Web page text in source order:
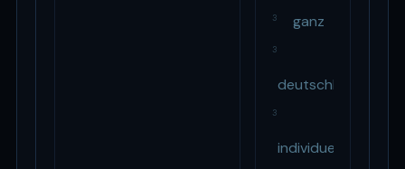
3 ganz
3
deutschland
3
individuell